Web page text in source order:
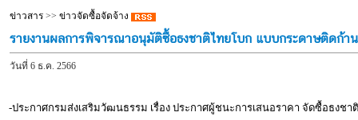
ข่าวสาร>> ข่าวจัดซื้อจัดจ้าง
รายงานผลการพิจารณาอนุมัติซื้อธงชาติไทยโบก แบบกระดาษติดก้า
วันที่ 6 ธ.ค. 2566
-ประกาศกรมส่งเสริมวัฒนธรรม เรื่อง ประกาศผู้ชนะการเสนอราคา จัดซื้อธงช